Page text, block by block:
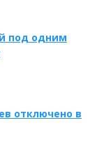
под одним
отключено в